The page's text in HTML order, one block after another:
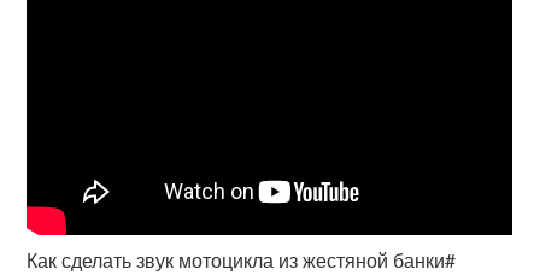
Как сделать звук мотоцикла из жестяной банки#